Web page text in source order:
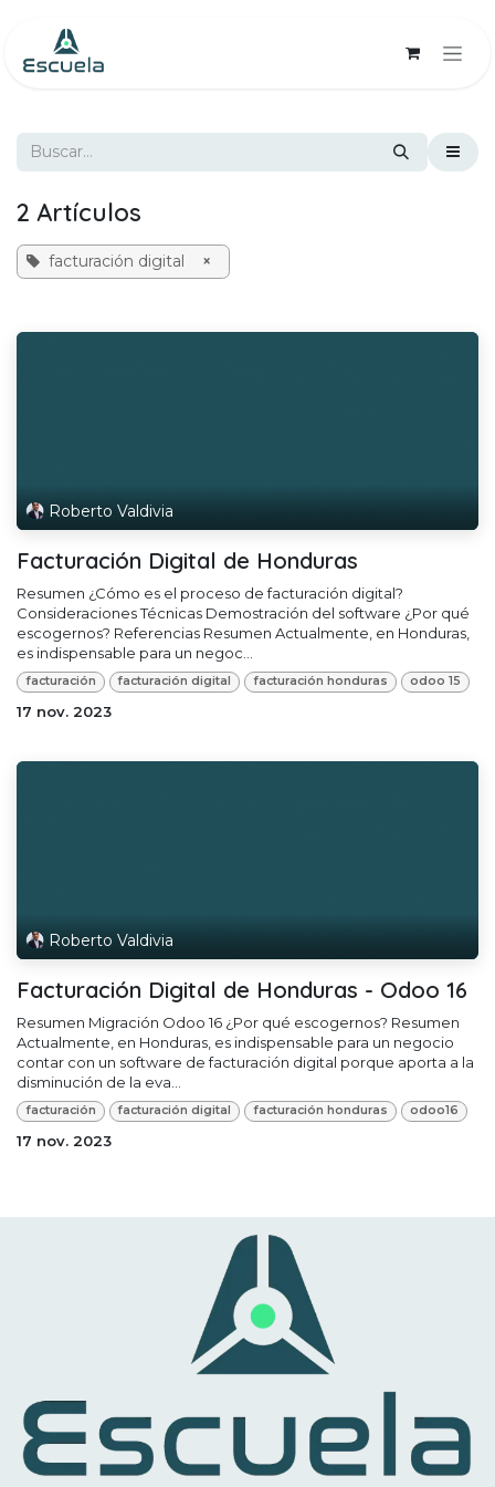
2 Artículos
facturación digital ×
Roberto Valdivia
Facturación Digital de Honduras
Resumen ¿Cómo es el proceso de facturación digital?
Consideraciones Técnicas Demostración del software ¿Por qué
escogernos? Referencias Resumen Actualmente, en Honduras,
es indispensable para un negoc...
facturación facturación digital facturación honduras odoo 15
17 nov. 2023
Roberto Valdivia
Facturación Digital de Honduras - Odoo 16
Resumen Migración Odoo 16 ¿Por qué escogernos? Resumen
Actualmente, en Honduras, es indispensable para un negocio
contar con un software de facturación digital porque aporta a la
disminución de la eva...
facturación facturación digital facturación honduras odoo16
17 nov. 2023